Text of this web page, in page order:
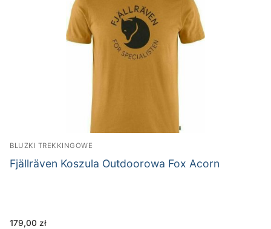
BLUZKI TREKKINGOWE
Fjällräven Koszula Outdoorowa Fox Acorn
179,00 zł